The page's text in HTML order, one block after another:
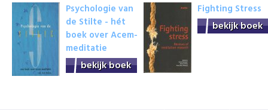
Psychologie van
de Stilte - hét
boek over Acem-
meditatie
bekijk boek
Fighting Stress
bekijk boek